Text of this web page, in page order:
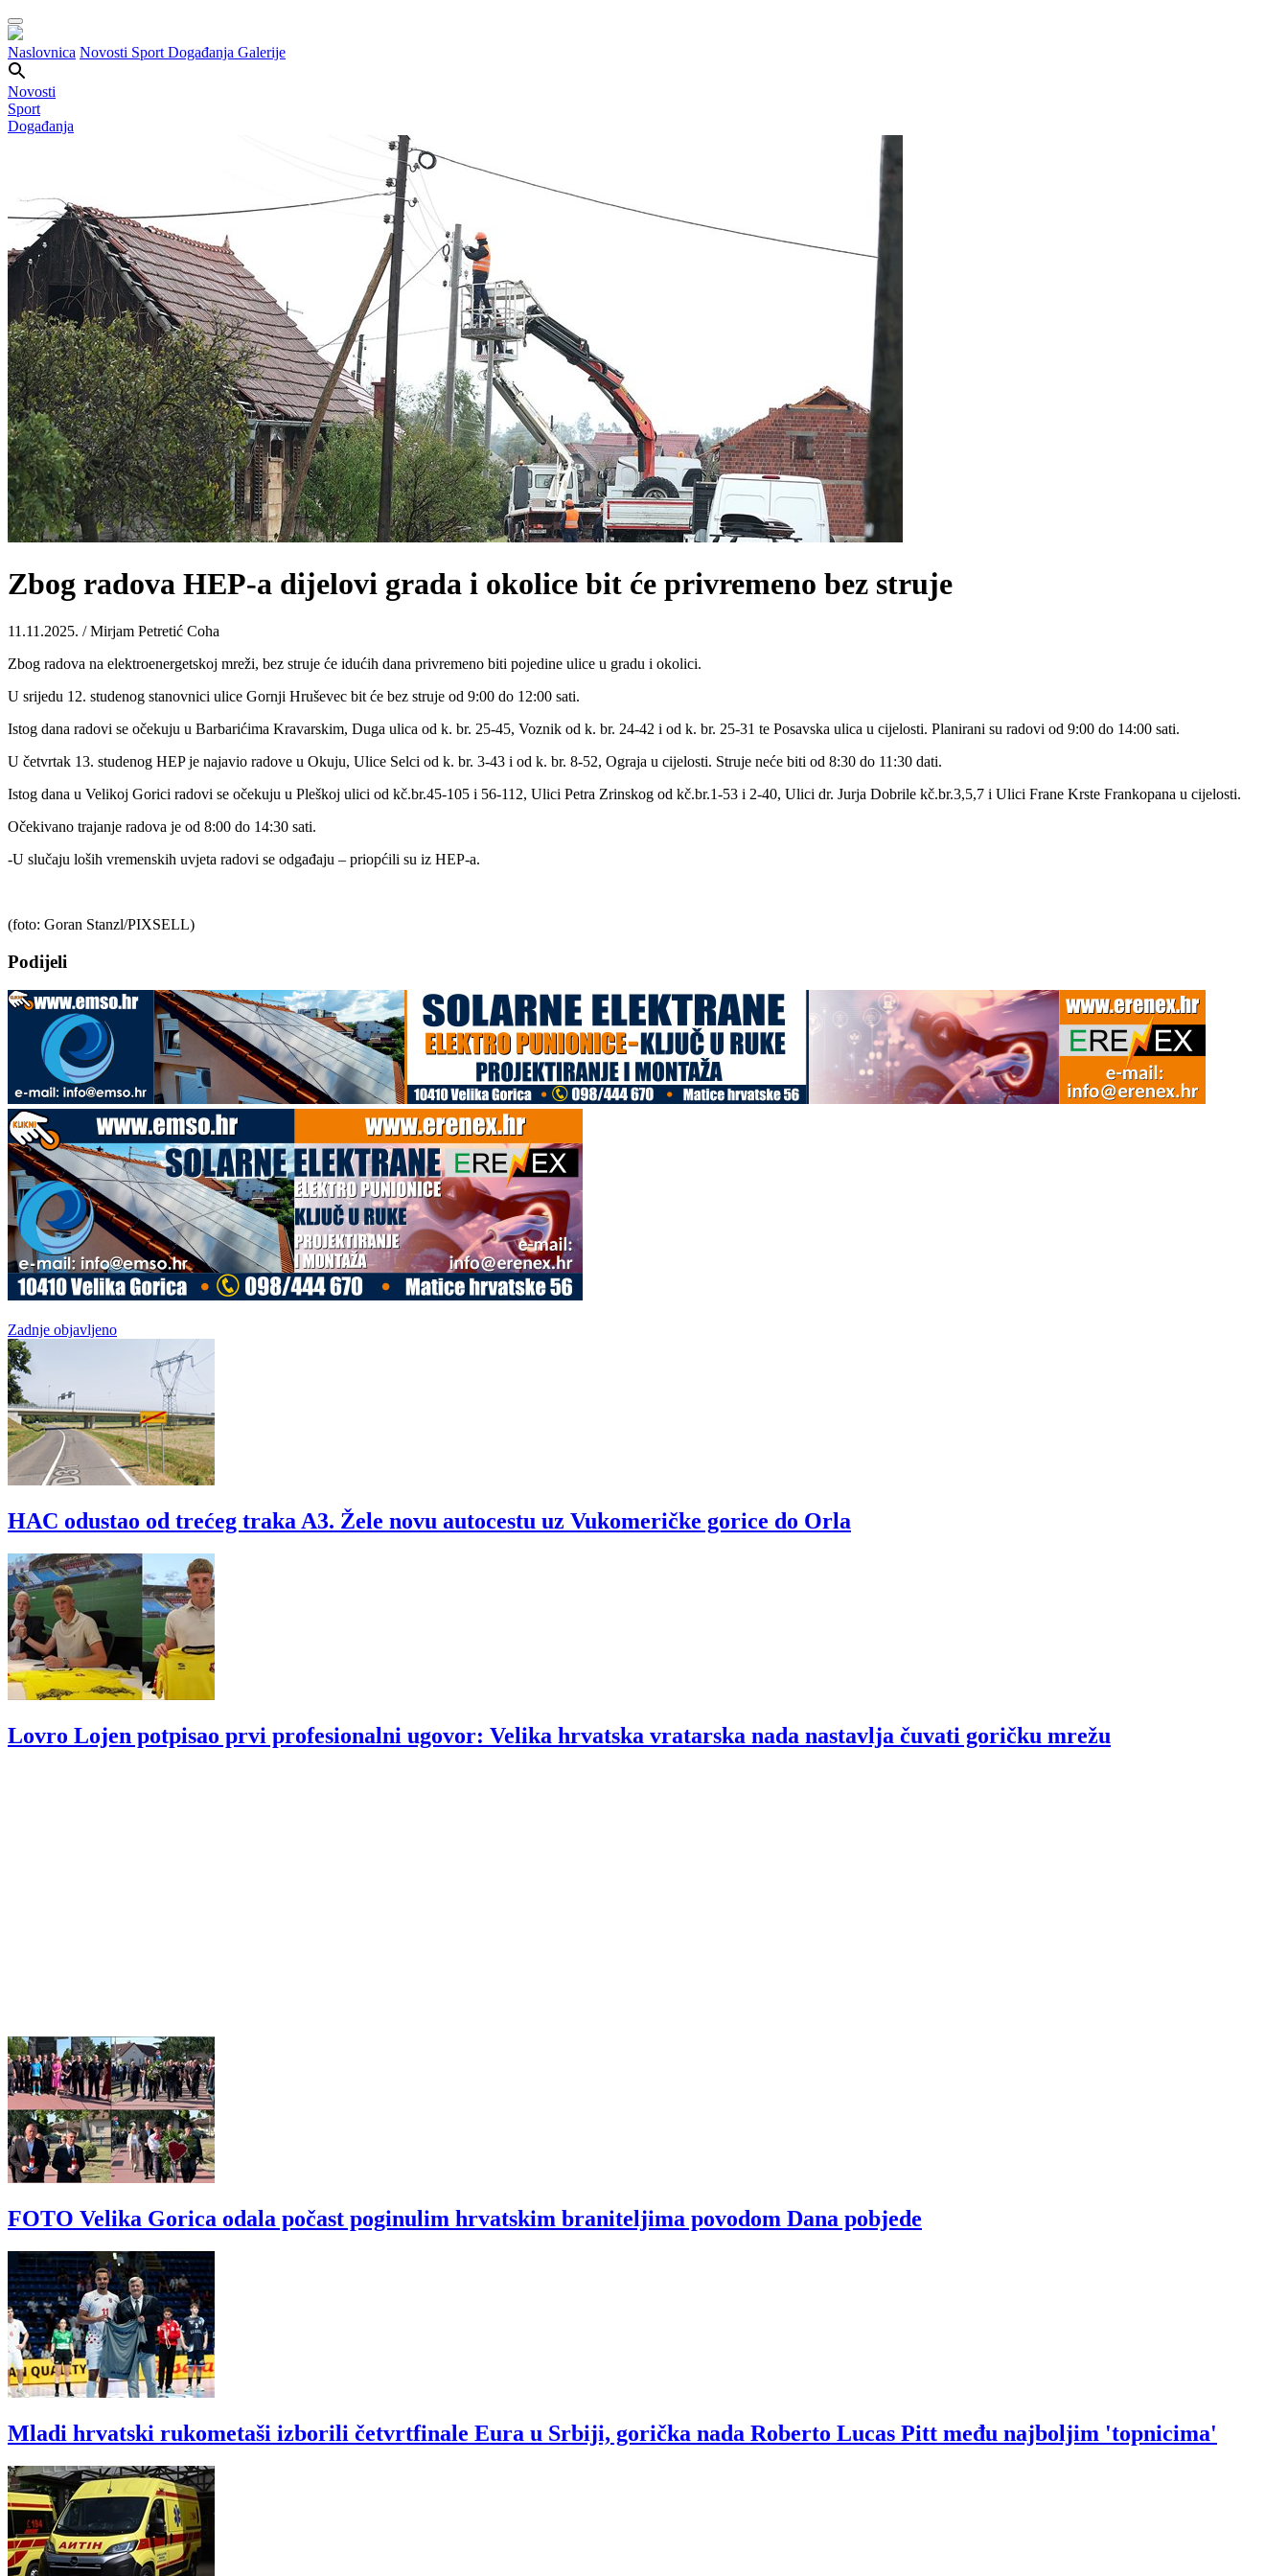
Naslovnica Novosti Sport Događanja Galerije
Novosti
Sport
Događanja
Zbog radova HEP-a dijelovi grada i okolice bit će privremeno bez struje
11.11.2025. / Mirjam Petretić Coha
Zbog radova na elektroenergetskoj mreži, bez struje će idućih dana privremeno biti pojedine ulice u gradu i okolici.
U srijedu 12. studenog stanovnici ulice Gornji Hruševec bit će bez struje od 9:00 do 12:00 sati.
Istog dana radovi se očekuju u Barbarićima Kravarskim, Duga ulica od k. br. 25-45, Voznik od k. br. 24-42 i od k. br. 25-31 te Posavska ulica u cijelosti. Planirani su radovi od 9:00 do 14:00 sati.
U četvrtak 13. studenog HEP je najavio radove u Okuju, Ulice Selci od k. br. 3-43 i od k. br. 8-52, Ograja u cijelosti. Struje neće biti od 8:30 do 11:30 dati.
Istog dana u Velikoj Gorici radovi se očekuju u Pleškoj ulici od kč.br.45-105 i 56-112, Ulici Petra Zrinskog od kč.br.1-53 i 2-40, Ulici dr. Jurja Dobrile kč.br.3,5,7 i Ulici Frane Krste Frankopana u cijelosti.
Očekivano trajanje radova je od 8:00 do 14:30 sati.
-U slučaju loših vremenskih uvjeta radovi se odgađaju – priopćili su iz HEP-a.
(foto: Goran Stanzl/PIXSELL)
Podijeli
Zadnje objavljeno
HAC odustao od trećeg traka A3. Žele novu autocestu uz Vukomeričke gorice do Orla
Lovro Lojen potpisao prvi profesionalni ugovor: Velika hrvatska vratarska nada nastavlja čuvati goričku mrežu
FOTO Velika Gorica odala počast poginulim hrvatskim braniteljima povodom Dana pobjede
Mladi hrvatski rukometaši izborili četvrtfinale Eura u Srbiji, gorička nada Roberto Lucas Pitt među najboljim 'topnicima'